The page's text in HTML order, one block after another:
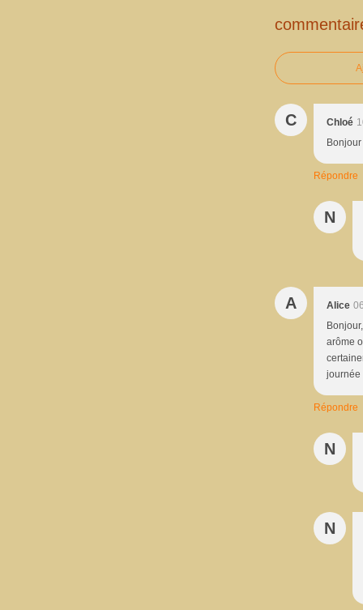
C Chloé
Répondre
N
A Alice
arôme
journée
Répondre
N
N